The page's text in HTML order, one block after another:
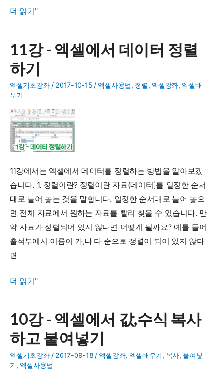
12
엑
셀
에
서
필
터
로
원
만
더 읽기"
11강 - 엑셀에서 데이터 정렬
하기
엑셀기초강좌/ 2017-10-15 / 엑셀사용법, 정렬, 엑셀강좌, 엑셀배
우기
11강에서는 엑셀에서 데이터를 정렬하는 방법을 알아보겠
습니다. 1. 정렬이란? 정렬이란 자료(데이터)를 일정한 순서
대로 늘어 놓는 것을 말합니다. 일정한 순서대로 늘어 놓으
면 전체 자료에서 원하는 자료를 빨리 찾을 수 있습니다. 만
약 자료가 정렬되어 있지 않다면 어떻게 될까요? 예를 들어
출석부에서 이름이 가,나,다 순으로 정렬이 되어 있지 않다
면
11
엑
셀
에
서
더 읽기"
10강 - 엑셀에서 값,수식 복사
하고 붙여넣기
엑셀기초강좌/ 2017-09-18 / 엑셀강좌, 엑셀배우기, 복사, 붙여넣
기, 엑셀사용법